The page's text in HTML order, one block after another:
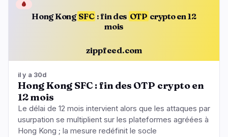
Hong Kong SFC : fin des OTP crypto en 12
mois
zippfeed.com
🩸
il y a 30d
Hong Kong SFC : fin des OTP crypto en
12 mois
Le délai de 12 mois intervient alors que les attaques par
usurpation se multiplient sur les plateformes agréées à
Hong Kong ; la mesure redéfinit le socle